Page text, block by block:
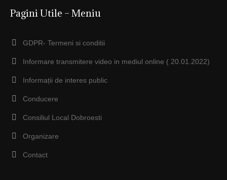
Pagini Utile – Meniu
GDPR- Termeni si conditii
Informare transmitere video in mediul online ( 20.01.2022)
Informații de interes public
Conducere
Consiliul Local Dobroesti
Organizare
Contact